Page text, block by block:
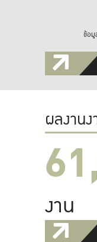
ข้อ
ผลงาน
งาน